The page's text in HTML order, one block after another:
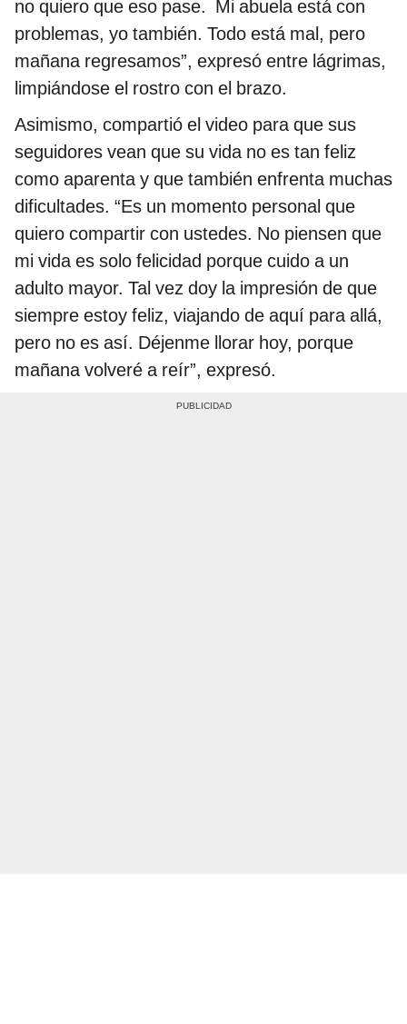
no quiero que eso pase. Mi abuela está con
problemas, yo también. Todo está mal, pero
mañana regresamos”, expresó entre lágrimas,
limpiándose el rostro con el brazo.
Asimismo, compartió el video para que sus
seguidores vean que su vida no es tan feliz
como aparenta y que también enfrenta muchas
dificultades. “Es un momento personal que
quiero compartir con ustedes. No piensen que
mi vida es solo felicidad porque cuido a un
adulto mayor. Tal vez doy la impresión de que
siempre estoy feliz, viajando de aquí para allá,
pero no es así. Déjenme llorar hoy, porque
mañana volveré a reír”, expresó.